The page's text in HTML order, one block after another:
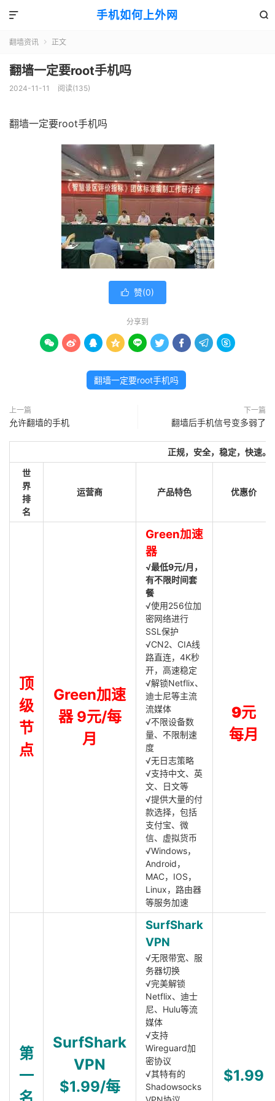
手机如何上外网 

翻墙资讯  正文
翻墙一定要root手机吗
2024-11-11 阅读(135)
翻墙一定要root手机吗
 赞(0)
分享到
        
翻墙一定要root手机吗
上一篇
允许翻墙的手机
下一篇
翻墙后手机信号变多弱了
正规，安全，稳定，快速。
世
界
排
名
运营商 产品特色 优惠价
顶
级
节
点
Green加速
器 9元/每
月
Green加速
器
√最低9元/月，
有不限时间套
餐
√使用256位加
密网络进行
SSL保护
√CN2、CIA线
路直连，4K秒
开，高速稳定
√解锁Netflix、
迪士尼等主流
流媒体
√不限设备数
量、不限制速
度
√无日志策略
√支持中文、英
文、日文等
√提供大量的付
款选择，包括
支付宝、微
信、虚拟货币
√Windows，
Android，
MAC，IOS，
Linux，路由器
等服务加速
9元
每月
第
一
SurfShark
VPN
$1.99/每
SurfShark
VPN
√无限带宽、服
务器切换
√完美解锁
Netflix、迪士
尼、Hulu等流
媒体
√支持
Wireguard加
密协议
√其特有的
Shadowsocks
$1.99